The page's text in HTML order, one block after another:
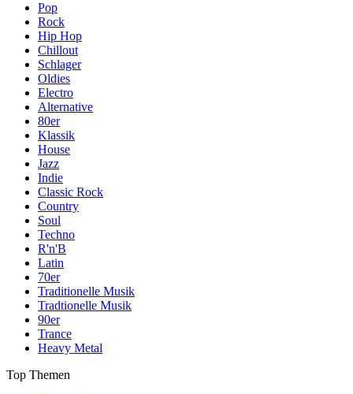
Pop
Rock
Hip Hop
Chillout
Schlager
Oldies
Electro
Alternative
80er
Klassik
House
Jazz
Indie
Classic Rock
Country
Soul
Techno
R'n'B
Latin
70er
Traditionelle Musik
Tradtionelle Musik
90er
Trance
Heavy Metal
Top Themen